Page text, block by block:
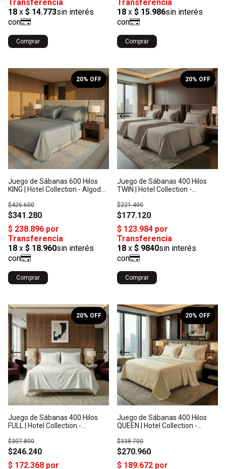
Comprar Comprar
/10
Juego de Sábanas 600 Hilos
KING | Hotel Collection - Algodón
$341.280
$426.600
20% OFF
Comprar
/10
Juego de Sábanas 400 Hilos
TWIN | Hotel Collection -
$177.120
$221.400
20% OFF
Comprar
/10
Juego de Sábanas 400 Hilos
FULL | Hotel Collection -
$246.240
$307.800
20% OFF /10
Juego de Sábanas 400 Hilos
QUEEN | Hotel Collection -
$270.960
$338.700
20% OFF